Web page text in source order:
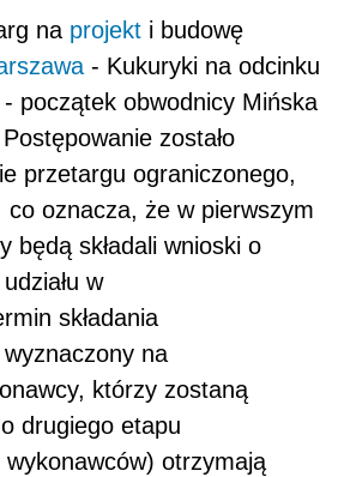
na projekt i budowę
- Kukuryki na odcinku
- początek obwodnicy Mińska
zostało
przetargu ograniczonego,
co oznacza, że w pierwszym
będą składali wnioski o
w
składania
na
którzy zostaną
drugiego etapu
otrzymają